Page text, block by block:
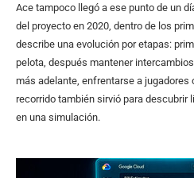
Ace tampoco llegó a ese punto de un
del proyecto en 2020, dentro de los
describe una evolución por etapas:
pelota, después mantener
más adelante, enfrentarse a jugadores
recorrido también sirvió para descubrir
en una simulación.